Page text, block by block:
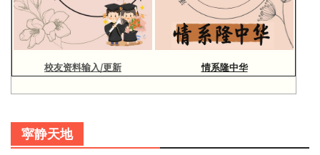
校友资料输入/更新 情系隆中华
寜静天地